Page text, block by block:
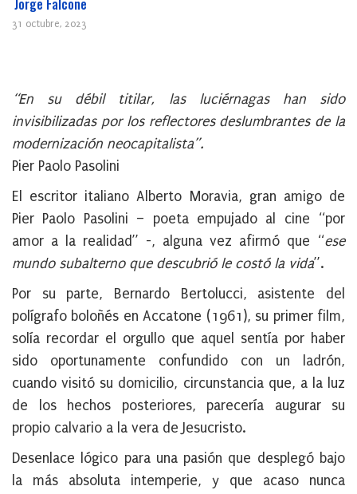
Jorge Falcone
31 octubre, 2023
“En su débil titilar, las luciérnagas han sido
invisibilizadas por los reflectores deslumbrantes de la
modernización neocapitalista”.
Pier Paolo Pasolini
El escritor italianoAlberto Moravia, gran amigo de
Pier Paolo Pasolini – poeta empujado al cine “por
amor a la realidad” -, alguna vez afirmó que “ese
mundo subalterno que descubrió le costó la vida”.
Por su parte, Bernardo Bertolucci, asistente del
polígrafo boloñés en Accatone (1961), su primer film,
solía recordar el orgullo que aquel sentía por haber
sido oportunamente confundido con un ladrón,
cuando visitó su domicilio, circunstancia que, a la luz
de los hechos posteriores, parecería augurar su
propio calvario a la vera de Jesucristo.
Desenlace lógico para una pasión que desplegó bajo
la más absoluta intemperie, y que acaso nunca